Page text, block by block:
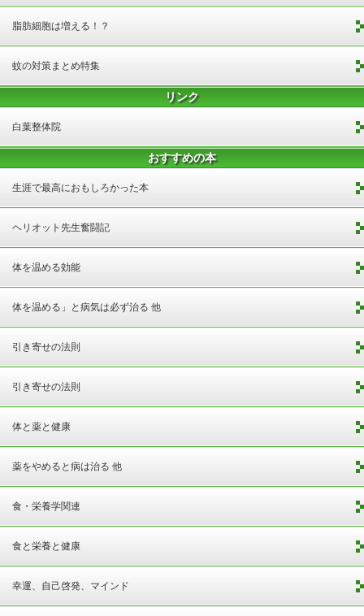
脂肪細胞は増える！？
蚊の対策まとめ特集
リンク
白葉整体院
おすすめの本
生涯で最高におもしろかった本
ヘリオット先生奮闘記
体を温める効能
体を温める」と病気は必ず治る 他
引き寄せの法則
引き寄せの法則
体と薬と健康
薬をやめると病は治る 他
食・栄養学関連
食と栄養と健康
幸運、自己啓発、マインド